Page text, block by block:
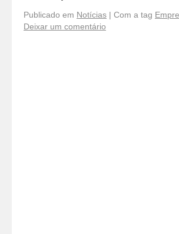
Publicado em Notícias | Com a tag
Deixar um comentário